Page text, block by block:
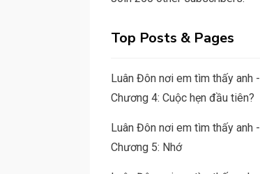
Top Posts & Pages
Luân Đôn nơi em tìm thấy anh -
Chương 4: Cuộc hẹn đầu tiên?
Luân Đôn nơi em tìm thấy anh -
Chương 5: Nhớ